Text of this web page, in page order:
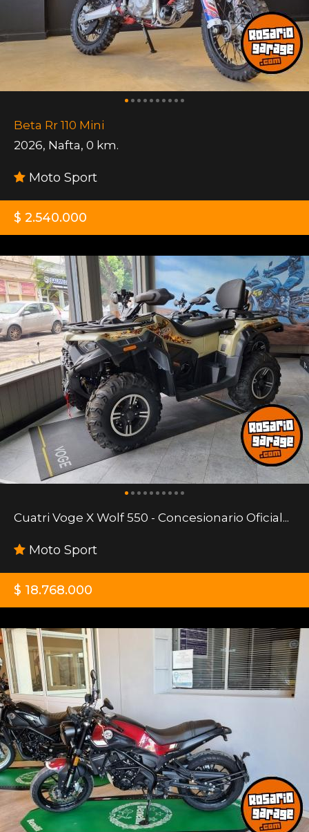
Beta Rr 110 Mini
2026, Nafta, 0 km.
Moto Sport
$ 2.540.000
Cuatri Voge X Wolf 550 - Concesionario Oficial...
Moto Sport
$ 18.768.000